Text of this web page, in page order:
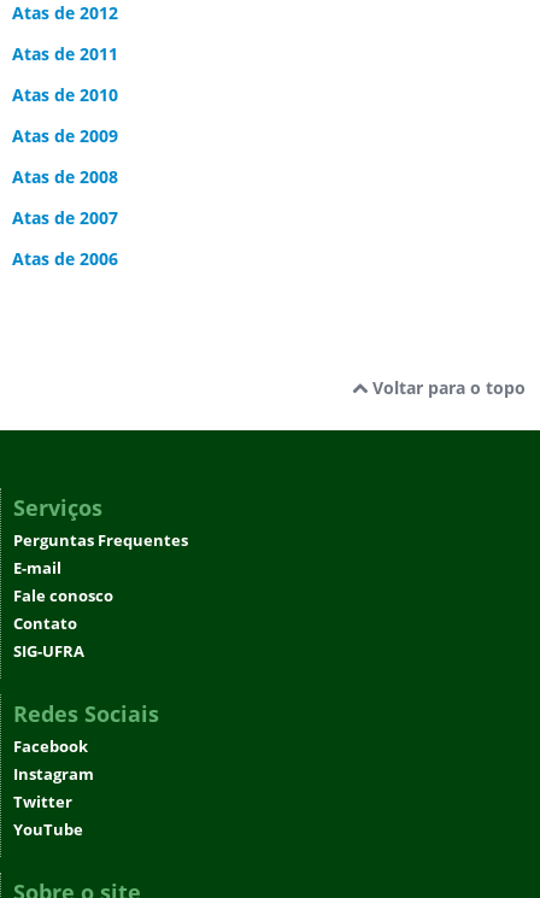
Atas de 2012
Atas de 2011
Atas de 2010
Atas de 2009
Atas de 2008
Atas de 2007
Atas de 2006
Voltar para o topo
Serviços
Perguntas Frequentes
E-mail
Fale conosco
Contato
SIG-UFRA
Redes Sociais
Facebook
Instagram
Twitter
YouTube
Sobre o site